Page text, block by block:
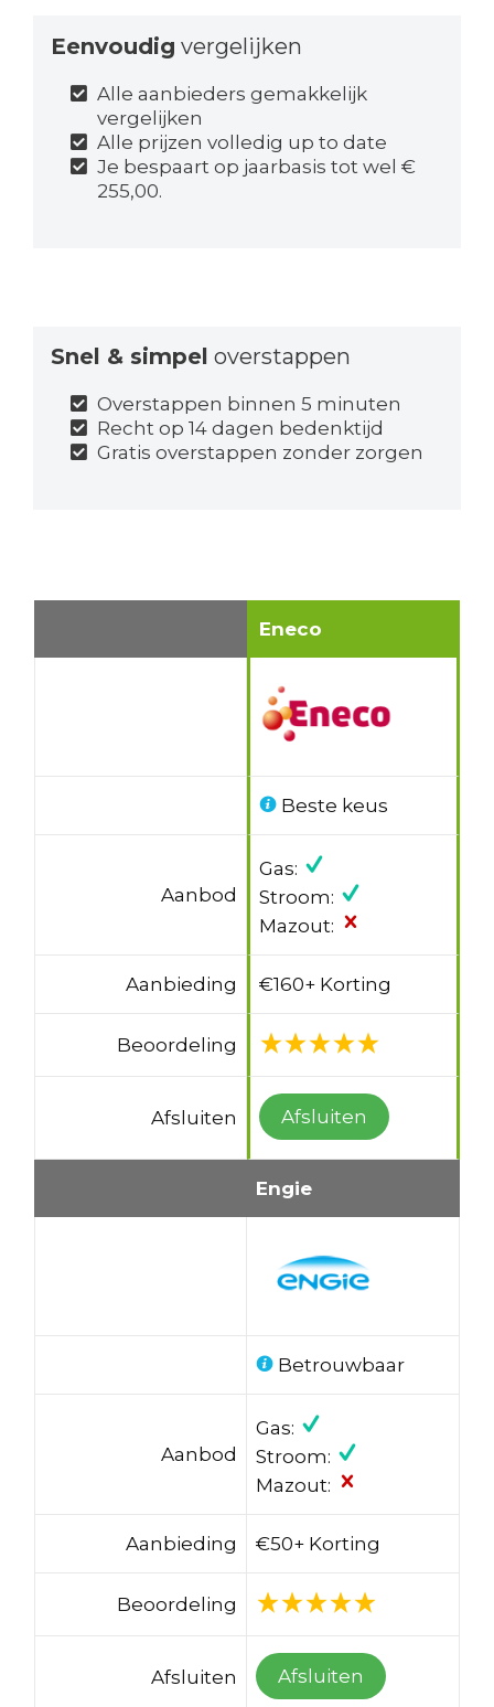
Eenvoudig vergelijken
Alle aanbieders gemakkelijk
vergelijken
Alle prijzen volledig up to date
Je bespaart op jaarbasis tot wel €
255,00.
Snel & simpel overstappen
Overstappen binnen 5 minuten
Recht op 14 dagen bedenktijd
Gratis overstappen zonder zorgen
Eneco
Beste keus
Aanbod
Gas:
Stroom:
Mazout:
Aanbieding €160+ Korting
Beoordeling
Afsluiten Afsluiten
Engie
Betrouwbaar
Aanbod
Gas:
Stroom:
Mazout:
Aanbieding €50+ Korting
Beoordeling
Afsluiten Afsluiten